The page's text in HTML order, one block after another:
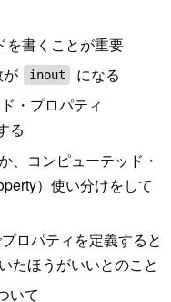
を書くことが重要
が
inout
になる
・プロパティ
る
、コンピューテッド・
）使い分けをして
ロパティを定義すると
たほうがいいとのこと
いて